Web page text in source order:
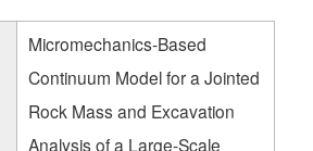
Micromechanics-Based
Continuum Model for a Jointed
Rock Mass and Excavation
Analysis of a Large-Scale